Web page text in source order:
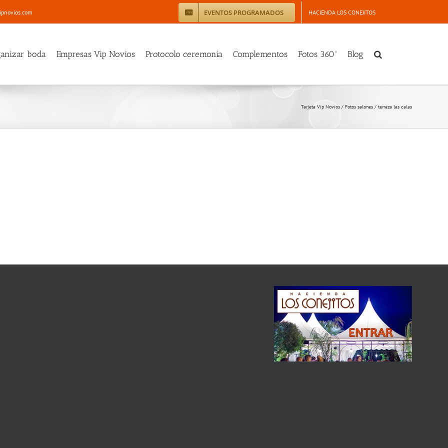
EVENTOS PROGRAMADOS HACIENDA LOS CONEJITOS
boda Empresas Vip Novios Protocolo ceremonia Complementos Fotos 360º Blog
Tarjeta Vip Novios / Fotos salones / terraza las calas